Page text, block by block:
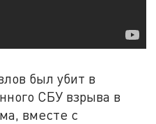
был убит в
СБУ взрыва в
вместе с